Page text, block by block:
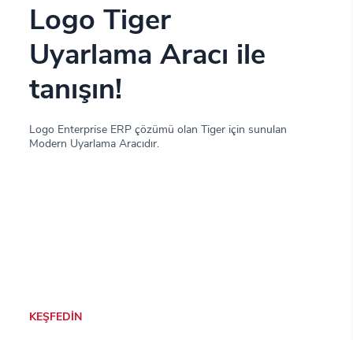
Logo Tiger
Uyarlama Aracı ile
tanışın!
Logo Enterprise ERP çözümü olan Tiger için sunulan
Modern Uyarlama Aracıdır.
KEŞFEDİN